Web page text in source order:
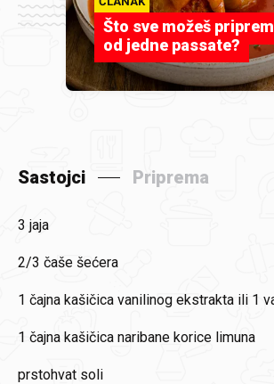
Što sve možeš
od jedne passate?
Sastojci Priprema
3 jaja
2/3 čaše šećera
1 čajna kašičica vanilinog ekstrakta ili 1
1 čajna kašičica naribane korice limuna
prstohvat soli